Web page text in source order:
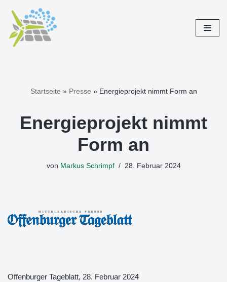
Zum
Inhalt
Startseite » Presse » Energieprojekt nimmt Form an
Energieprojekt nimmt
Form an
von Markus Schrimpf 28. Februar 2024
Offenburger Tageblatt, 28. Februar 2024